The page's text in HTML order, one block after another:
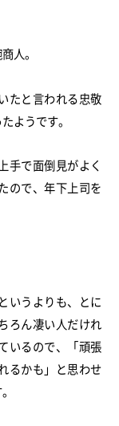
人。
たと言われる忠敬
ようです。
手で面倒見がよく
ので、年下上司を
いうよりも、とに
ろん凄い人だけれ
いるので、「頑張
るかも」と思わせ